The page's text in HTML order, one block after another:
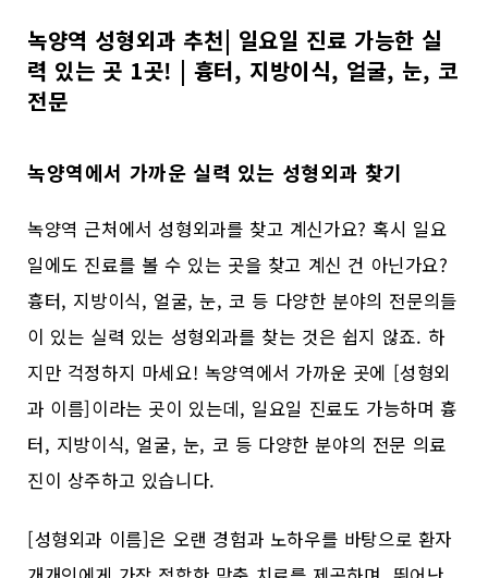
녹양역 성형외과 추천| 일요일 진료 가능한 실
력 있는 곳 1곳! | 흉터, 지방이식, 얼굴, 눈, 코
전문
녹양역에서 가까운 실력 있는 성형외과 찾기
녹양역 근처에서 성형외과를 찾고 계신가요? 혹시 일요
일에도 진료를 볼 수 있는 곳을 찾고 계신 건 아닌가요?
흉터, 지방이식, 얼굴, 눈, 코 등 다양한 분야의 전문의들
이 있는 실력 있는 성형외과를 찾는 것은 쉽지 않죠. 하
지만 걱정하지 마세요! 녹양역에서 가까운 곳에 [성형외
과 이름]이라는 곳이 있는데, 일요일 진료도 가능하며 흉
터, 지방이식, 얼굴, 눈, 코 등 다양한 분야의 전문 의료
진이 상주하고 있습니다.
[성형외과 이름]은 오랜 경험과 노하우를 바탕으로 환자